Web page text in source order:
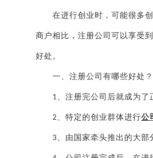
在进行创业时，可能很多
商户相比，注册公司可以享受
好处。
一、注册公司有哪些好处？
1 、注册完公司后就成为
2 、特定的创业群体进行公
3 、由国家牵头推出的大